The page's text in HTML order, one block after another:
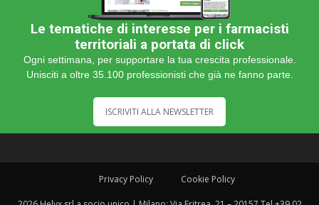
Le tematiche di interesse per i farmacisti
territoriali a portata di click
Ogni settimana, per supportare la tua crescita professionale.
Unisciti a oltre 35.100 professionisti che già ne fanno parte.
ISCRIVITI ALLA NEWSLETTER
Privacy Policy Cookie Policy